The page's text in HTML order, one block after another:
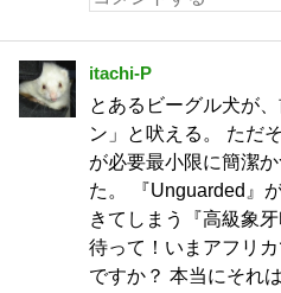
itachi-P
とあるビーグル犬が
ン」と吠える。 ただ
が必要最小限に簡潔
た。 『Unguarded』
きてしまう『高級象
待って！いまアフリ
ですか？ 本当にそれ